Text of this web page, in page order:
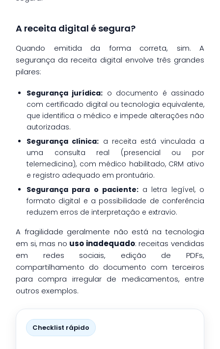
A receita digital é segura?
Quando emitida da forma correta, sim. A
segurança da receita digital envolve três grandes
pilares:
Segurança jurídica: o documento é assinado
com certificado digital ou tecnologia equivalente,
que identifica o médico e impede alterações não
autorizadas.
Segurança clínica: a receita está vinculada a
uma consulta real (presencial ou por
telemedicina), com médico habilitado, CRM ativo
e registro adequado em prontuário.
Segurança para o paciente:a letra legível, o
formato digital e a possibilidade de conferência
reduzem erros de interpretação e extravio.
A fragilidade geralmente não está na tecnologia
em si, mas no uso inadequado: receitas vendidas
em redes sociais, edição de PDFs,
compartilhamento do documento com terceiros
para compra irregular de medicamentos, entre
outros exemplos.
Checklist rápido